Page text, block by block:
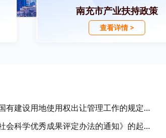
南充市产业扶持政策
查看详情 >
南充市自然资源和规划局：关于《进一步规范国有建设用地使用权出让管理工作的规定（送审稿）》的起草说明
南充市社会科学界联合会：《关于印发南充市社会科学优秀成果评定办法的通知》的起草说明